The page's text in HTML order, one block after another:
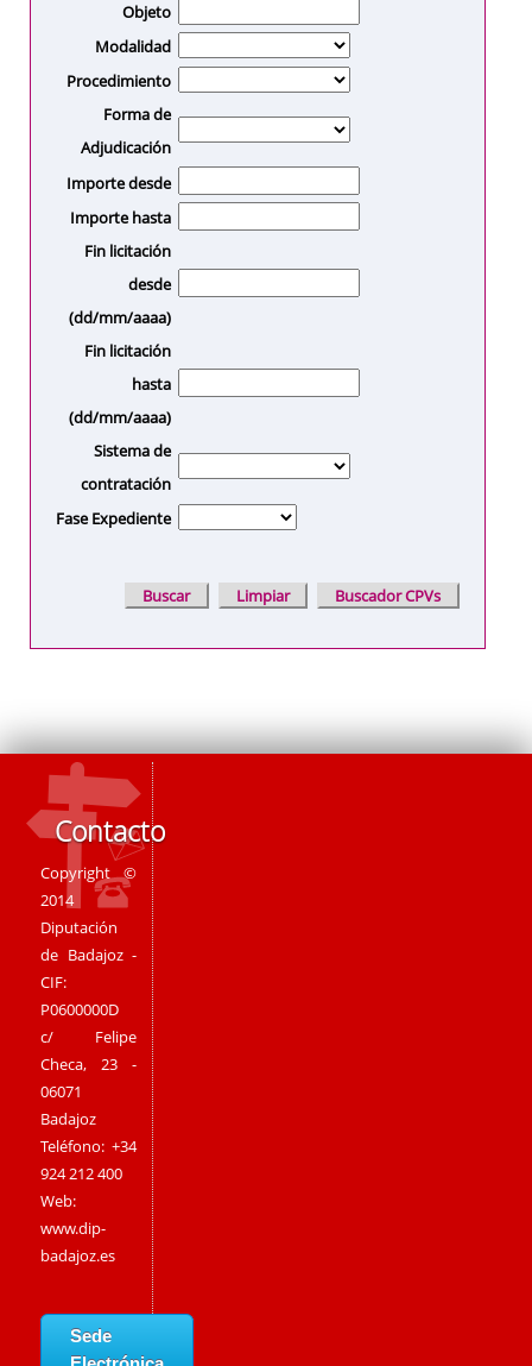
Objeto
Modalidad
Procedimiento
Forma de
Adjudicación
Importe desde
Importe hasta
Fin licitación
desde
(dd/mm/aaaa)
Fin licitación
hasta
(dd/mm/aaaa)
Sistema de
contratación
Fase Expediente
Contacto
Copyright ©
2014
Diputación
de Badajoz -
CIF:
P0600000D
c/ Felipe
Checa, 23 -
06071
Badajoz
Teléfono: +34
924 212 400
Web:
www.dip-
badajoz.es
Sede